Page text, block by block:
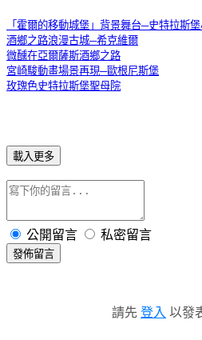
「霍爾的移動城堡」背景舞台─史特拉斯
酒鄉之路浪漫古城─希克維爾
微醺在亞爾薩斯酒鄉之路
宮崎駿動畫場景再現─歐根尼斯堡
玫瑰色史特拉斯堡聖母院
載入更多
公開留言 私密留言
發佈留言
請先 登入 以發